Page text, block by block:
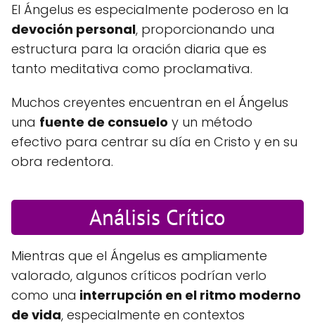
El Ángelus es especialmente poderoso en la
devoción personal, proporcionando una
estructura para la oración diaria que es
tanto meditativa como proclamativa.
Muchos creyentes encuentran en el Ángelus
una fuente de consuelo y un método
efectivo para centrar su día en Cristo y en su
obra redentora.
Análisis Crítico
Mientras que el Ángelus es ampliamente
valorado, algunos críticos podrían verlo
como una interrupción en el ritmo moderno
de vida, especialmente en contextos